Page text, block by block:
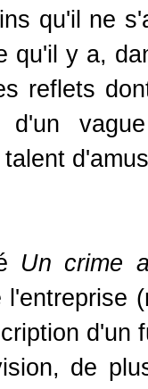
qu'il ne
qu'il y a,
reflets
d'un
Un crime
l'entreprise
d'un
de